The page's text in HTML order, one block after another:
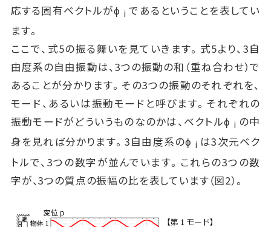
応する固有ベクトルがϕ i であるということを表してい
ます。
ここで、式5の振る舞いを見ていきます。式5より、3自
由度系の自由振動は、3つの振動の和（重ね合わせ）で
あることが分かります。その3つの振動のそれぞれを、
モード、あるいは振動モードと呼びます。それぞれの
振動モードがどういうものなのかは、ベクトルϕ i の中
身を見れば分かります。3自由度系のϕ i は3次元ベク
トルで、3つの数字が並んでいます。これらの3つの数
字が、3つの質点の振幅の比を表しています（図2）。